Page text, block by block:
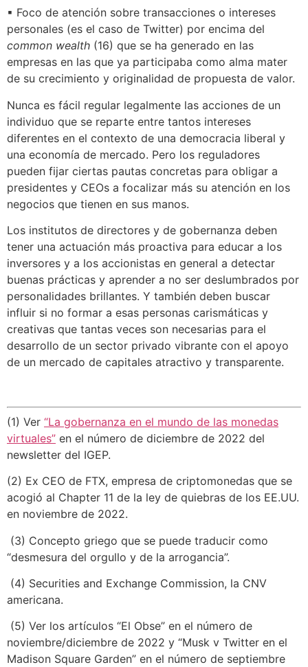
▪ Foco de atención sobre transacciones o intereses
personales (es el caso de Twitter) por encima del
common wealth (16) que se ha generado en las
empresas en las que ya participaba como alma mater
de su crecimiento y originalidad de propuesta de valor.
Nunca es fácil regular legalmente las acciones de un
individuo que se reparte entre tantos intereses
diferentes en el contexto de una democracia liberal y
una economía de mercado. Pero los reguladores
pueden fijar ciertas pautas concretas para obligar a
presidentes y CEOs a focalizar más su atención en los
negocios que tienen en sus manos.
Los institutos de directores y de gobernanza deben
tener una actuación más proactiva para educar a los
inversores y a los accionistas en general a detectar
buenas prácticas y aprender a no ser deslumbrados por
personalidades brillantes. Y también deben buscar
influir si no formar a esas personas carismáticas y
creativas que tantas veces son necesarias para el
desarrollo de un sector privado vibrante con el apoyo
de un mercado de capitales atractivo y transparente.
(1) Ver “La gobernanza en el mundo de las monedas
virtuales” en el número de diciembre de 2022 del
newsletter del IGEP.
(2) Ex CEO de FTX, empresa de criptomonedas que se
acogió al Chapter 11 de la ley de quiebras de los EE.UU.
en noviembre de 2022.
(3) Concepto griego que se puede traducir como
“desmesura del orgullo y de la arrogancia”.
(4) Securities and Exchange Commission, la CNV
americana.
(5) Ver los artículos “El Obse” en el número de
noviembre/diciembre de 2022 y “Musk v Twitter en el
Madison Square Garden” en el número de septiembre